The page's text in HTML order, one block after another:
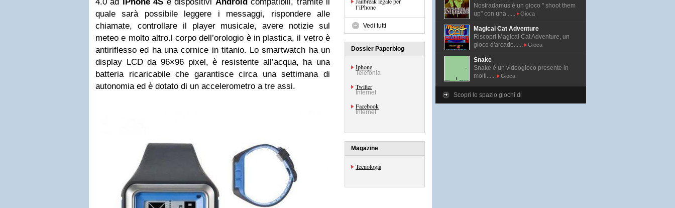
quale sarà possibile leggere i messaggi, rispondere alle
chiamate, controllare il player musicale, avere notizie sul
meteo e molto altro.l corpo dell’orologio è in plastica, il vetro è
antiriflesso ed ha una cornice in titanio. Lo smartwatch ha un
display LCD da 96×96 pixel, è resistente all’acqua, ha una
batteria ricaricabile che garantisce circa una settimana di
autonomia ed è dotato di un accelerometro a tre assi.
l’iPhone
Vedi tutti
Dossier Paperblog
Iphone
Telefonia
Twitter
Internet
Facebook
Internet
Magazine
Tecnologia
Nostradamus è un gioco " shoot them
up" con una......
Gioca
Magical Cat Adventure
Riscopri Magical Cat Adventure, un
gioco d'arcade......
Gioca
Snake
Snake è un videogioco presente in
molti......
Gioca
Scopri lo spazio giochi di